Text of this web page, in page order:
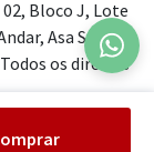
02, Bloco J, Lote
Asa Sul,
os direitos